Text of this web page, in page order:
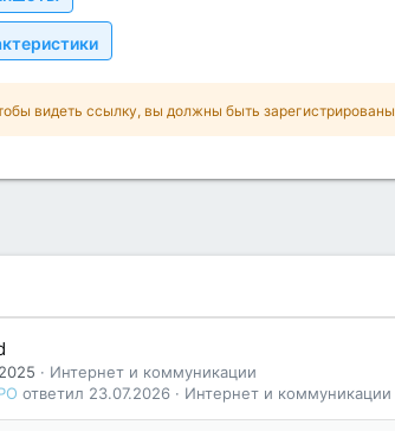
видеть ссылку, вы должны быть зарегистрированы
Интернет и коммуникации
Интернет и коммуникации
23.07.2026